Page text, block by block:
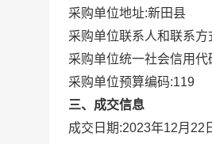
采购单位地址:新田县
采购单位联系人和联系方
采购单位统一社会信用
采购单位预算编码:119
三、成交信息
成交日期:2023年12月22